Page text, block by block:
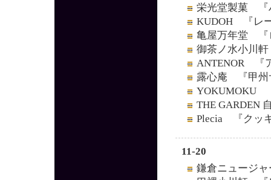
栄光堂製菓 『
KUDOH 『レ
亀屋万年堂 『
御茶ノ水小川
ANTENOR 『
露心庵 『甲州
YOKUMOKU
THE GARDEN
Plecia 『クッ
11-20
鎌倉ニュージ